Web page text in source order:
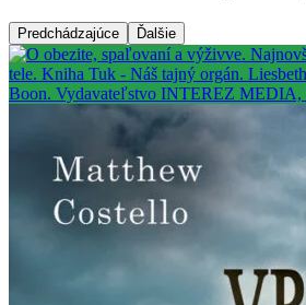
Predchádzajúce Ďalšie